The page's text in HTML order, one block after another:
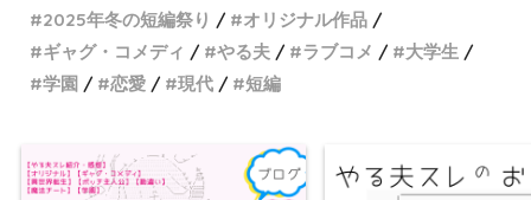
2025年冬の短編祭り
オリジナル作品
ギャグ・コメディ
やる夫 ラブコメ
大学生
学園
恋愛 現代 短編